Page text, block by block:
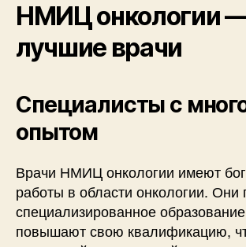
НМИЦ онкологии
лучшие врачи
Специалисты с
опытом
Врачи НМИЦ онкологии имеют
работы в области онкологии.
специализированное
повышают свою квалификацию,